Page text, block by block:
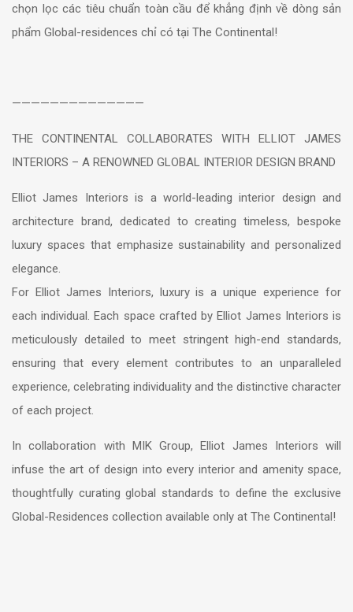
chọn lọc các tiêu chuẩn toàn cầu để khẳng định về dòng sản
phẩm Global-residences chỉ có tại The Continental!
——————————————
THE CONTINENTAL COLLABORATES WITH ELLIOT JAMES
INTERIORS – A RENOWNED GLOBAL INTERIOR DESIGN BRAND
Elliot James Interiors is a world-leading interior design and
architecture brand, dedicated to creating timeless, bespoke
luxury spaces that emphasize sustainability and personalized
elegance.
For Elliot James Interiors, luxury is a unique experience for
each individual. Each space crafted by Elliot James Interiors is
meticulously detailed to meet stringent high-end standards,
ensuring that every element contributes to an unparalleled
experience, celebrating individuality and the distinctive character
of each project.
In collaboration with MIK Group, Elliot James Interiors will
infuse the art of design into every interior and amenity space,
thoughtfully curating global standards to define the exclusive
Global-Residences collection available only at The Continental!